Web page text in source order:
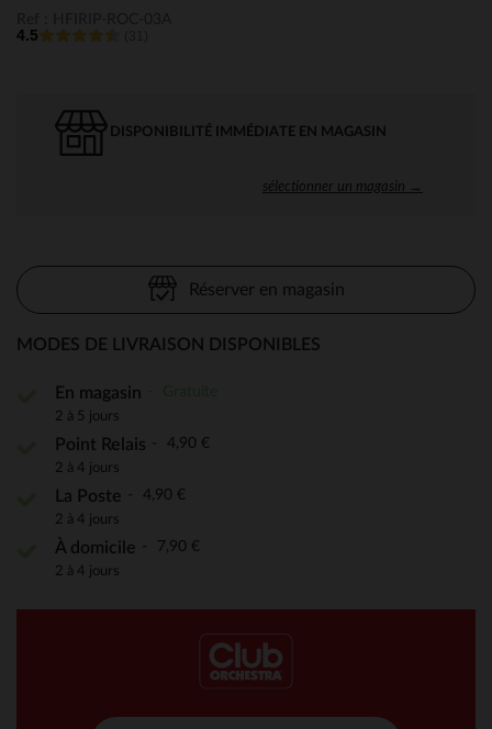
4.5
DISPONIBILITÉ IMMÉDIATE EN MAGASIN
sélectionner un magasin →
Réserver en magasin
MODES DE LIVRAISON DISPONIBLES
En magasin
2 à 5 jours
Point Relais 4,90 €
2 à 4 jours
La Poste 4,90 €
2 à 4 jours
À domicile 7,90 €
2 à 4 jours